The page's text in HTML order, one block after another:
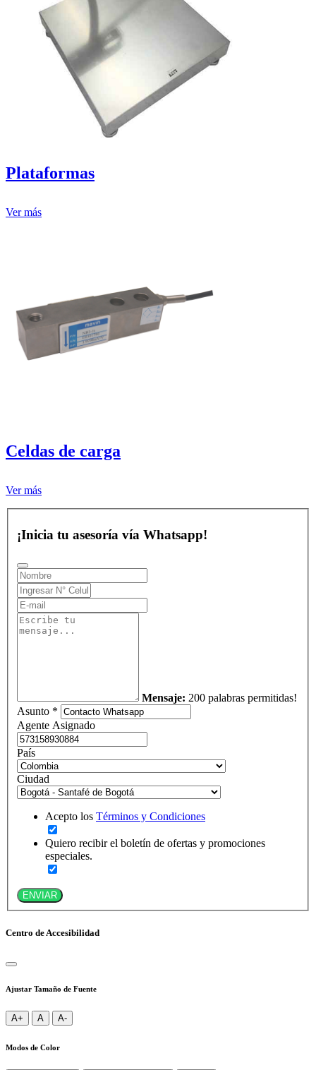
Plataformas
Ver más
Celdas de carga
Ver más
¡Inicia tu asesoría vía Whatsapp!
Mensaje: 200 palabras permitidas!
Asunto *
Agente Asignado
País
Ciudad
Acepto los Términos y Condiciones
Quiero recibir el boletín de ofertas y promociones
especiales.
ENVIAR
Centro de Accesibilidad
Ajustar Tamaño de Fuente
A+ A A-
Modos de Color